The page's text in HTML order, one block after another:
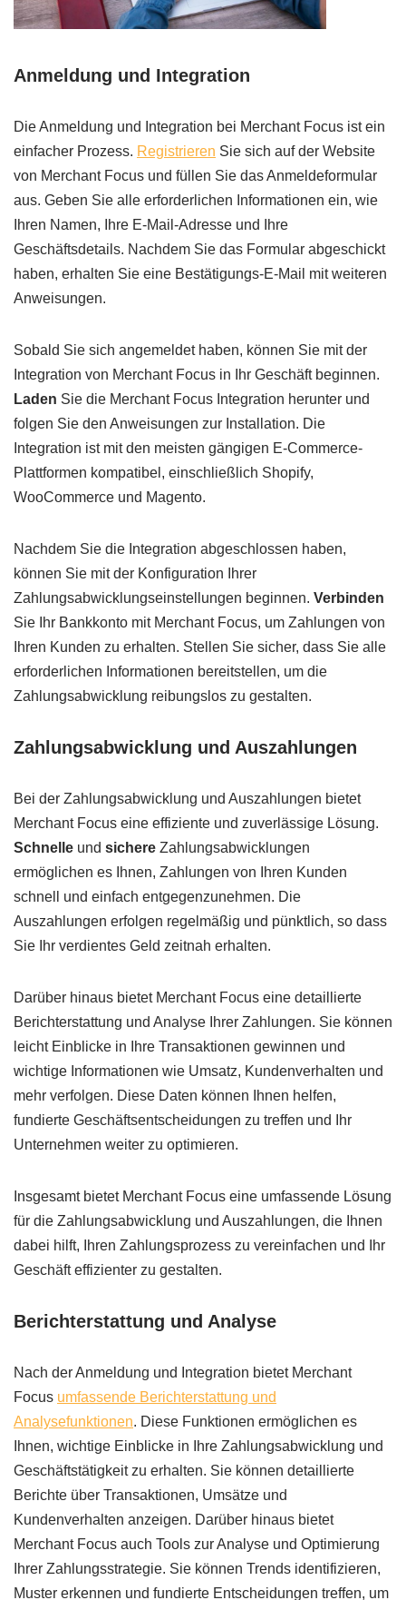
Anmeldung und Integration
Die Anmeldung und Integration bei Merchant Focus ist ein
einfacher Prozess. Registrieren Sie sich auf der Website
von Merchant Focus und füllen Sie das Anmeldeformular
aus. Geben Sie alle erforderlichen Informationen ein, wie
Ihren Namen, Ihre E-Mail-Adresse und Ihre
Geschäftsdetails. Nachdem Sie das Formular abgeschickt
haben, erhalten Sie eine Bestätigungs-E-Mail mit weiteren
Anweisungen.
Sobald Sie sich angemeldet haben, können Sie mit der
Integration von Merchant Focus in Ihr Geschäft beginnen.
Laden Sie die Merchant Focus Integration herunter und
folgen Sie den Anweisungen zur Installation. Die
Integration ist mit den meisten gängigen E-Commerce-
Plattformen kompatibel, einschließlich Shopify,
WooCommerce und Magento.
Nachdem Sie die Integration abgeschlossen haben,
können Sie mit der Konfiguration Ihrer
Zahlungsabwicklungseinstellungen beginnen. Verbinden
Sie Ihr Bankkonto mit Merchant Focus, um Zahlungen von
Ihren Kunden zu erhalten. Stellen Sie sicher, dass Sie alle
erforderlichen Informationen bereitstellen, um die
Zahlungsabwicklung reibungslos zu gestalten.
Zahlungsabwicklung und Auszahlungen
Bei der Zahlungsabwicklung und Auszahlungen bietet
Merchant Focus eine effiziente und zuverlässige Lösung.
Schnelle und sichere Zahlungsabwicklungen
ermöglichen es Ihnen, Zahlungen von Ihren Kunden
schnell und einfach entgegenzunehmen. Die
Auszahlungen erfolgen regelmäßig und pünktlich, so dass
Sie Ihr verdientes Geld zeitnah erhalten.
Darüber hinaus bietet Merchant Focus eine detaillierte
Berichterstattung und Analyse Ihrer Zahlungen. Sie können
leicht Einblicke in Ihre Transaktionen gewinnen und
wichtige Informationen wie Umsatz, Kundenverhalten und
mehr verfolgen. Diese Daten können Ihnen helfen,
fundierte Geschäftsentscheidungen zu treffen und Ihr
Unternehmen weiter zu optimieren.
Insgesamt bietet Merchant Focus eine umfassende Lösung
für die Zahlungsabwicklung und Auszahlungen, die Ihnen
dabei hilft, Ihren Zahlungsprozess zu vereinfachen und Ihr
Geschäft effizienter zu gestalten.
Berichterstattung und Analyse
Nach der Anmeldung und Integration bietet Merchant
Focus umfassende Berichterstattung und
Analysefunktionen. Diese Funktionen ermöglichen es
Ihnen, wichtige Einblicke in Ihre Zahlungsabwicklung und
Geschäftstätigkeit zu erhalten. Sie können detaillierte
Berichte über Transaktionen, Umsätze und
Kundenverhalten anzeigen. Darüber hinaus bietet
Merchant Focus auch Tools zur Analyse und Optimierung
Ihrer Zahlungsstrategie. Sie können Trends identifizieren,
Muster erkennen und fundierte Entscheidungen treffen, um